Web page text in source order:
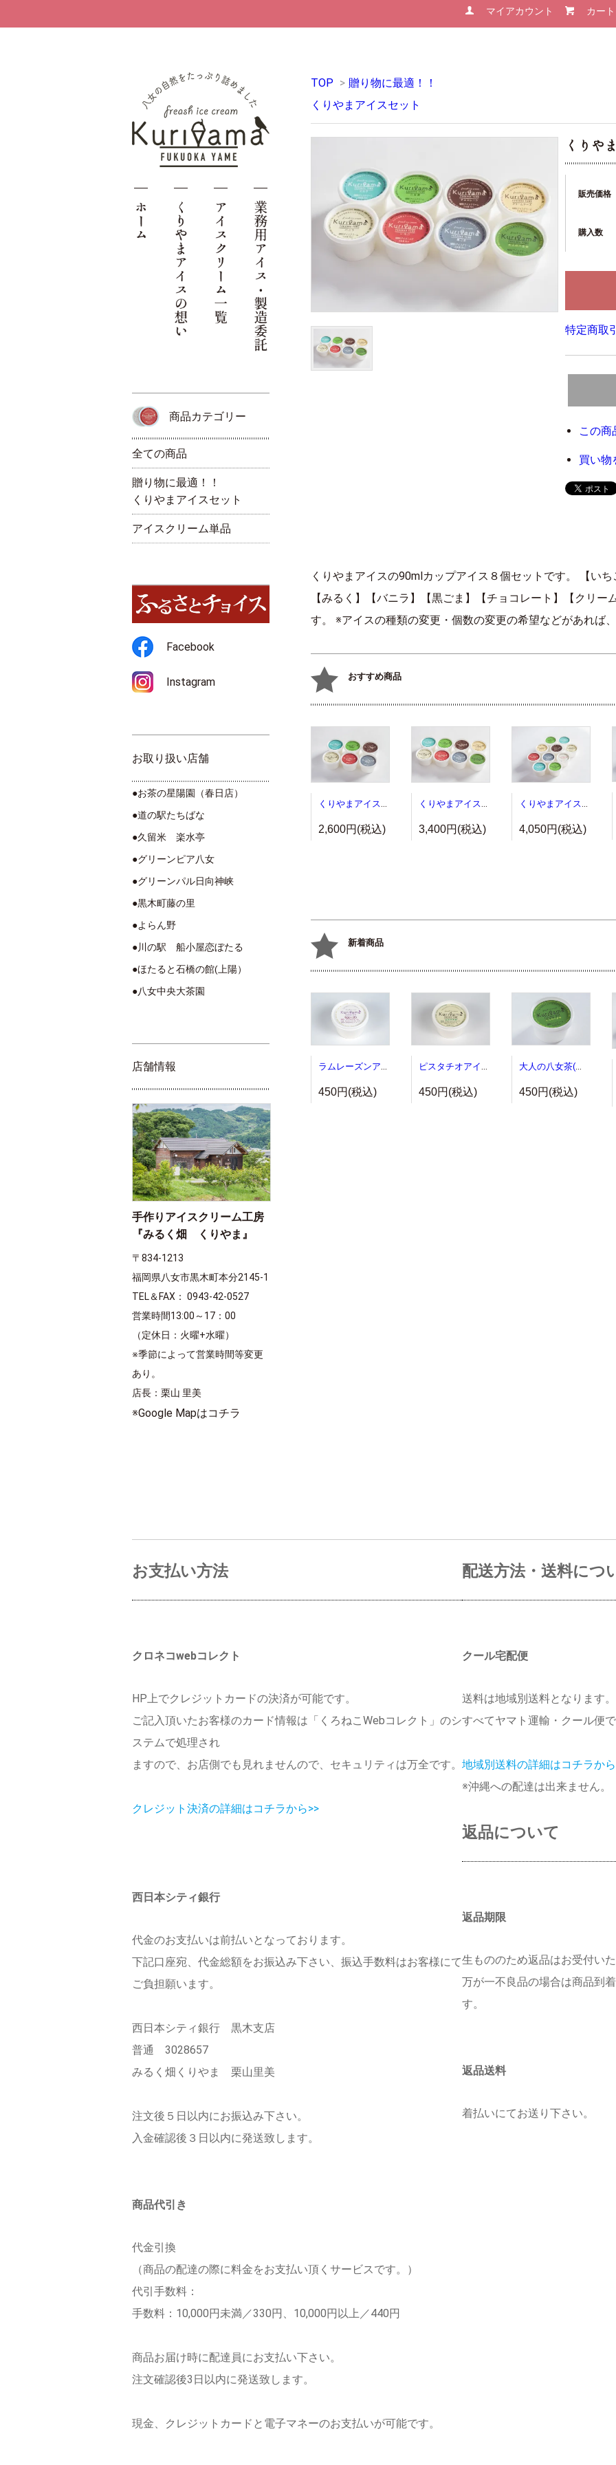
マイアカウント カー
TOP > 贈り物に最適！！
くりやまアイスセット
くりや
販売価格
購入数
特定商取
この商
買い物
くりやまアイスの90mlカップアイス８個セットです。 【い
【みるく】【バニラ】【黒ごま】【チョコレート】【クリ
す。 ※アイスの種類の変更・個数の変更の希望などがあれば
おすすめ商品
くりやまアイス６個セット
2,600円(税込)
くりやまアイス８個セット
3,400円(税込)
くりやまアイス１０個セット
4,050円(税込)
新着商品
ラムレーズンアイス(単品)
450円(税込)
ピスタチオアイス(単品)
450円(税込)
大人の八女茶(単品)
450円(税込)
商品カテゴリー
全ての商品
贈り物に最適！！
くりやまアイスセット
アイスクリーム単品
Facebook
Instagram
お取り扱い店舗
●お茶の星陽園（春日店）
●道の駅たちばな
●久留米 楽水亭
●グリーンピア八女
●グリーンパル日向神峡
●黒木町藤の里
●よらん野
●川の駅 船小屋恋ぼたる
●ほたると石橋の館(上陽）
●八女中央大茶園
店舗情報
手作りアイスクリーム工房
『みるく畑 くりやま』
〒834-1213
福岡県八女市黒木町本分2145-1
TEL＆FAX： 0943-42-0527
営業時間13:00～17：00
（定休日：火曜+水曜）
※季節によって営業時間等変更
あり。
店長：栗山 里美
※Google Mapはコチラ
お支払い方法
クロネコwebコレクト
HP上でクレジットカードの決済が可能です。
ご記入頂いたお客様のカード情報は「くろねこWebコレクト」のシ
ステムで処理され
ますので、お店側でも見れませんので、セキュリティは万全です。
クレジット決済の詳細はコチラから>>
西日本シティ銀行
代金のお支払いは前払いとなっております。
下記口座宛、代金総額をお振込み下さい、振込手数料はお客様にて
ご負担願います。
西日本シティ銀行 黒木支店
普通 3028657
みるく畑くりやま 栗山里美
注文後５日以内にお振込み下さい。
入金確認後３日以内に発送致します。
商品代引き
代金引換
（商品の配達の際に料金をお支払い頂くサービスです。）
代引手数料：
手数料：10,000円未満／330円、10,000円以上／440円
商品お届け時に配達員にお支払い下さい。
注文確認後3日以内に発送致します。
現金、クレジットカードと電子マネーのお支払いが可能です。
配送方法・送料につ
クール宅配便
送料は地域別送料となります。
すべてヤマト運輸・クール便
地域別送料の詳細はコチラか
※沖縄への配達は出来ません。
返品について
返品期限
生もののため返品はお受付い
万が一不良品の場合は商品到
す。
返品送料
着払いにてお送り下さい。